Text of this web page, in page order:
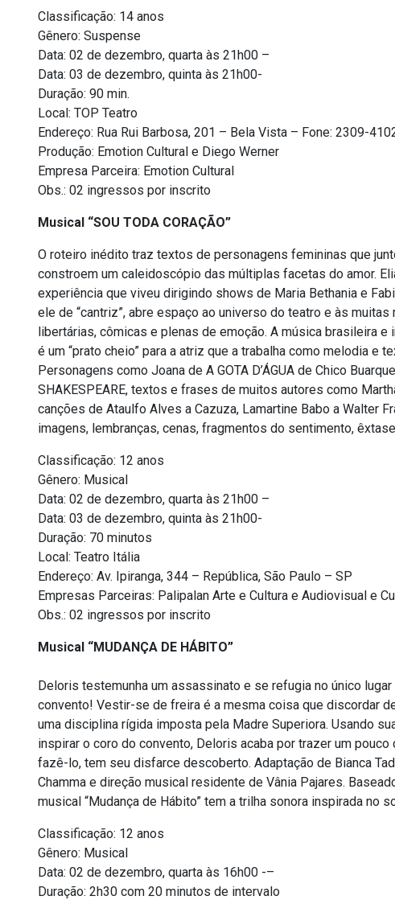
Classificação: 14 anos
Gênero: Suspense
Data: 02 de dezembro, quarta às 21h00 –
Data: 03 de dezembro, quinta às 21h00-
Duração: 90 min.
Local: TOP Teatro
Endereço: Rua Rui Barbosa, 201 – Bela Vista – Fone: 2309-
Produção: Emotion Cultural e Diego Werner
Empresa Parceira: Emotion Cultural
Obs.: 02 ingressos por inscrito
Musical “SOU TODA CORAÇÃO”
O roteiro inédito traz textos de personagens femininas que
constroem um caleidoscópio das múltiplas facetas do amor.
experiência que viveu dirigindo shows de Maria Bethania e
ele de “cantriz”, abre espaço ao universo do teatro e às
libertárias, cômicas e plenas de emoção. A música brasileira e
é um “prato cheio” para a atriz que a trabalha como melodia e
Personagens como Joana de A GOTA D’ÁGUA de Chico
SHAKESPEARE, textos e frases de muitos autores como
canções de Ataulfo Alves a Cazuza, Lamartine Babo a Walter
imagens, lembranças, cenas, fragmentos do sentimento,
Classificação: 12 anos
Gênero: Musical
Data: 02 de dezembro, quarta às 21h00 –
Data: 03 de dezembro, quinta às 21h00-
Duração: 70 minutos
Local: Teatro Itália
Endereço: Av. Ipiranga, 344 – República, São Paulo – SP
Empresas Parceiras: Palipalan Arte e Cultura e Audiovisual e
Obs.: 02 ingressos por inscrito
Musical “MUDANÇA DE HÁBITO”
Deloris testemunha um assassinato e se refugia no único
convento! Vestir-se de freira é a mesma coisa que discordar
uma disciplina rígida imposta pela Madre Superiora. Usando
inspirar o coro do convento, Deloris acaba por trazer um
fazê-lo, tem seu disfarce descoberto. Adaptação de Bianca
Chamma e direção musical residente de Vânia Pajares.
musical “Mudança de Hábito” tem a trilha sonora inspirada no
Classificação: 12 anos
Gênero: Musical
Data: 02 de dezembro, quarta às 16h00 -–
Duração: 2h30 com 20 minutos de intervalo